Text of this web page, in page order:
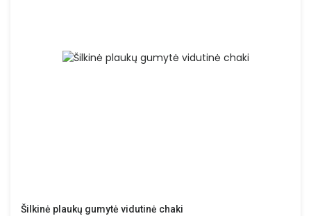
Šilkinė plaukų gumytė vidutinė chaki